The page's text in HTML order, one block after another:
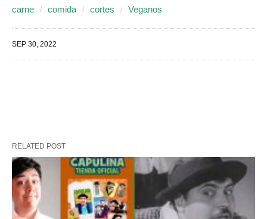
carne comida cortes Veganos
SEP 30, 2022
RELATED POST